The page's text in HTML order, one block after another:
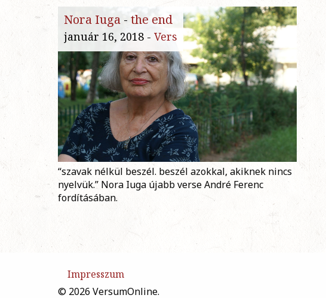
Nora Iuga - the end
január 16, 2018 - Vers
“szavak nélkül beszél. beszél azokkal, akiknek nincs
nyelvük.” Nora Iuga újabb verse André Ferenc
fordításában.
Impresszum
© 2026 VersumOnline.